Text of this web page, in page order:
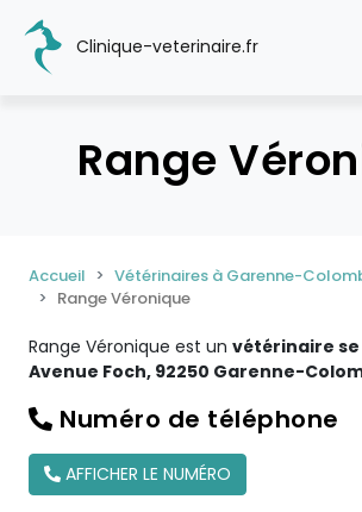
Clinique-veterinaire.fr
Range
Accueil
Vétérinaires à Garenne-
Range Véronique
Range Véronique est un vétérinaire
Avenue Foch, 92250 Garenne-
Numéro de téléphone
AFFICHER LE NUMÉRO